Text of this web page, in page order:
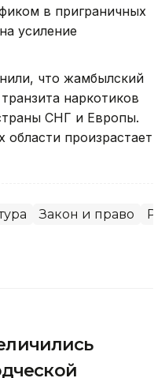
в приграничных
усиление
что жамбылский
наркотиков
СНГ и Европы.
произрастает
Закон и право